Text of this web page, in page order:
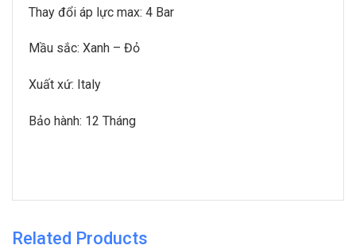
Thay đổi áp lực max: 4 Bar
Mầu sắc: Xanh – Đỏ
Xuất xứ: Italy
Bảo hành: 12 Tháng
Related Products